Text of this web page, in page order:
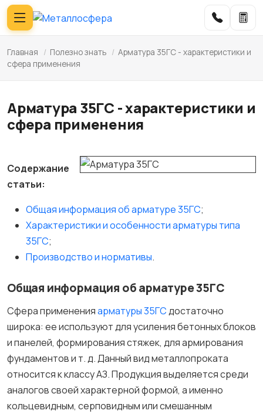
Главная / Полезно знать / Арматура 35ГС - характеристики и
сфера применения
Арматура 35ГС - характеристики и
сфера применения
Содержание
статьи:
Общая информация об арматуре 35ГС;
Характеристики и особенности арматуры типа
35ГС;
Производство и нормативы.
Общая информация об арматуре 35ГС
Сфера примененияарматуры 35ГСдостаточно
широка: ее используют для усиления бетонных блоков
и панелей, формирования стяжек, для армирования
фундаментов и т. д. Данный вид металлопроката
относится к классу АЗ. Продукция выделяется среди
аналогов своей характерной формой, а именно
кольцевидным, серповидным или смешанным